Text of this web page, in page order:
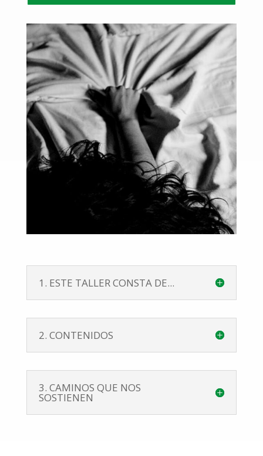
1. ESTE TALLER CONSTA DE...
2. CONTENIDOS
3. CAMINOS QUE NOS
SOSTIENEN